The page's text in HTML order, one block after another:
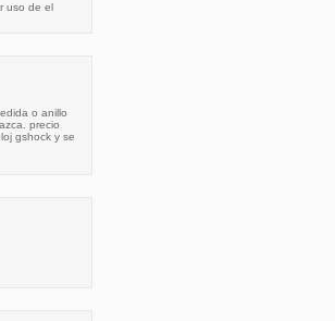
uso de el
o anillo
precio
gshock y se